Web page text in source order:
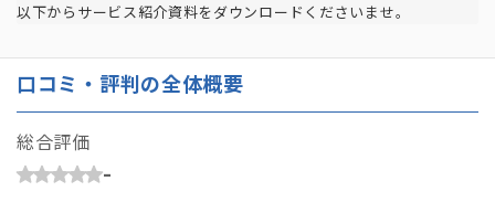
以下からサービス紹介資料をダウンロードくださいませ。
口コミ・評判の全体概要
総合評価
-